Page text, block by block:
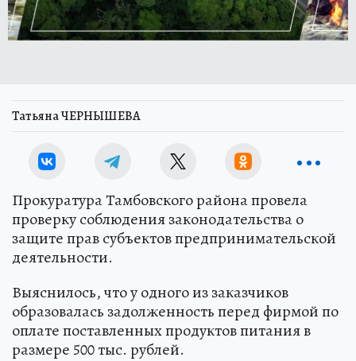
Татьяна ЧЕРНЫШЕВА
Прокуратура Тамбовского района провела
проверку соблюдения законодательства о
защите прав субъектов предпринимательской
деятельности.
Выяснилось, что у одного из заказчиков
образовалась задолженность перед фирмой по
оплате поставленных продуктов питания в
размере 500 тыс. рублей.